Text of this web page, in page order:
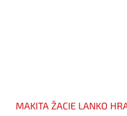
MAKITA ŽACIE LANKO